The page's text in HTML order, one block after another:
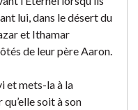
lui, dans le désert du
et Ithamar
de leur père Aaron.
et mets-la à la
soit à son